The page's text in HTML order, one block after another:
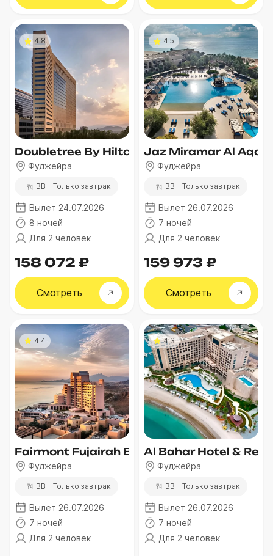
4.8
Doubletree By Hilton Fujairah City
Фуджейра
BB - Только завтрак
Вылет 24.07.2026
8 ночей
Для 2 человек
158 072 ₽
Смотреть
4.5
Jaz Miramar Al Aqah
Фуджейра
BB - Только завтрак
Вылет 26.07.2026
7 ночей
Для 2 человек
159 973 ₽
Смотреть
4.4
Fairmont Fujairah Beach Resort
Фуджейра
BB - Только завтрак
Вылет 26.07.2026
7 ночей
Для 2 человек
4.3
Al Bahar Hotel &
Фуджейра
BB - Только завтрак
Вылет 26.07.2026
7 ночей
Для 2 человек